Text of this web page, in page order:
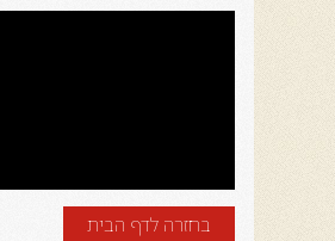
בחזרה לדף הבית